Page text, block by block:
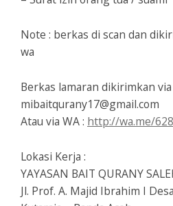
Note : berkas di scan dan
wa
Berkas lamaran dikirimkan via
mibaitqurany17@gmail.com
Atau via WA : http://wa.me/
Lokasi Kerja :
YAYASAN BAIT QURANY
Jl. Prof. A. Majid Ibrahim I